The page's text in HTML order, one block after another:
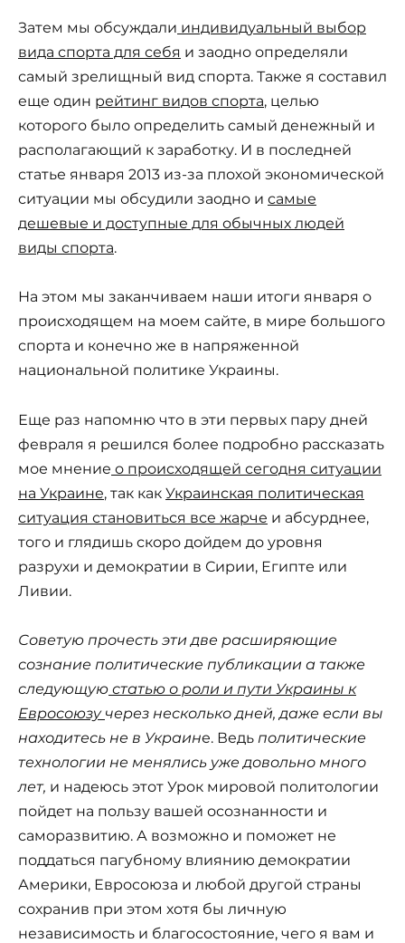
Затем мы обсуждали индивидуальный выбор
вида спорта для себя и заодно определяли
самый зрелищный вид спорта. Также я составил
еще один рейтинг видов спорта, целью
которого было определить самый денежный и
располагающий к заработку. И в последней
статье января 2013 из-за плохой экономической
ситуации мы обсудили заодно и самые
дешевые и доступные для обычных людей
виды спорта.
На этом мы заканчиваем наши итоги января о
происходящем на моем сайте, в мире большого
спорта и конечно же в напряженной
национальной политике Украины.
Еще раз напомню что в эти первых пару дней
февраля я решился более подробно рассказать
мое мнение о происходящей сегодня ситуации
на Украине, так как Украинская политическая
ситуация становиться все жарче и абсурднее,
того и глядишь скоро дойдем до уровня
разрухи и демократии в Сирии, Египте или
Ливии.
Советую прочесть эти две расширяющие
сознание политические публикации а также
следующую статью о роли и пути Украины к
Евросоюзу через несколько дней, даже если вы
находитесь не в Украине. Ведь политические
технологии не менялись уже довольно много
лет, и надеюсь этот Урок мировой политологии
пойдет на пользу вашей осознанности и
саморазвитию. А возможно и поможет не
поддаться пагубному влиянию демократии
Америки, Евросоюза и любой другой страны
сохранив при этом хотя бы личную
независимость и благосостояние, чего я вам и